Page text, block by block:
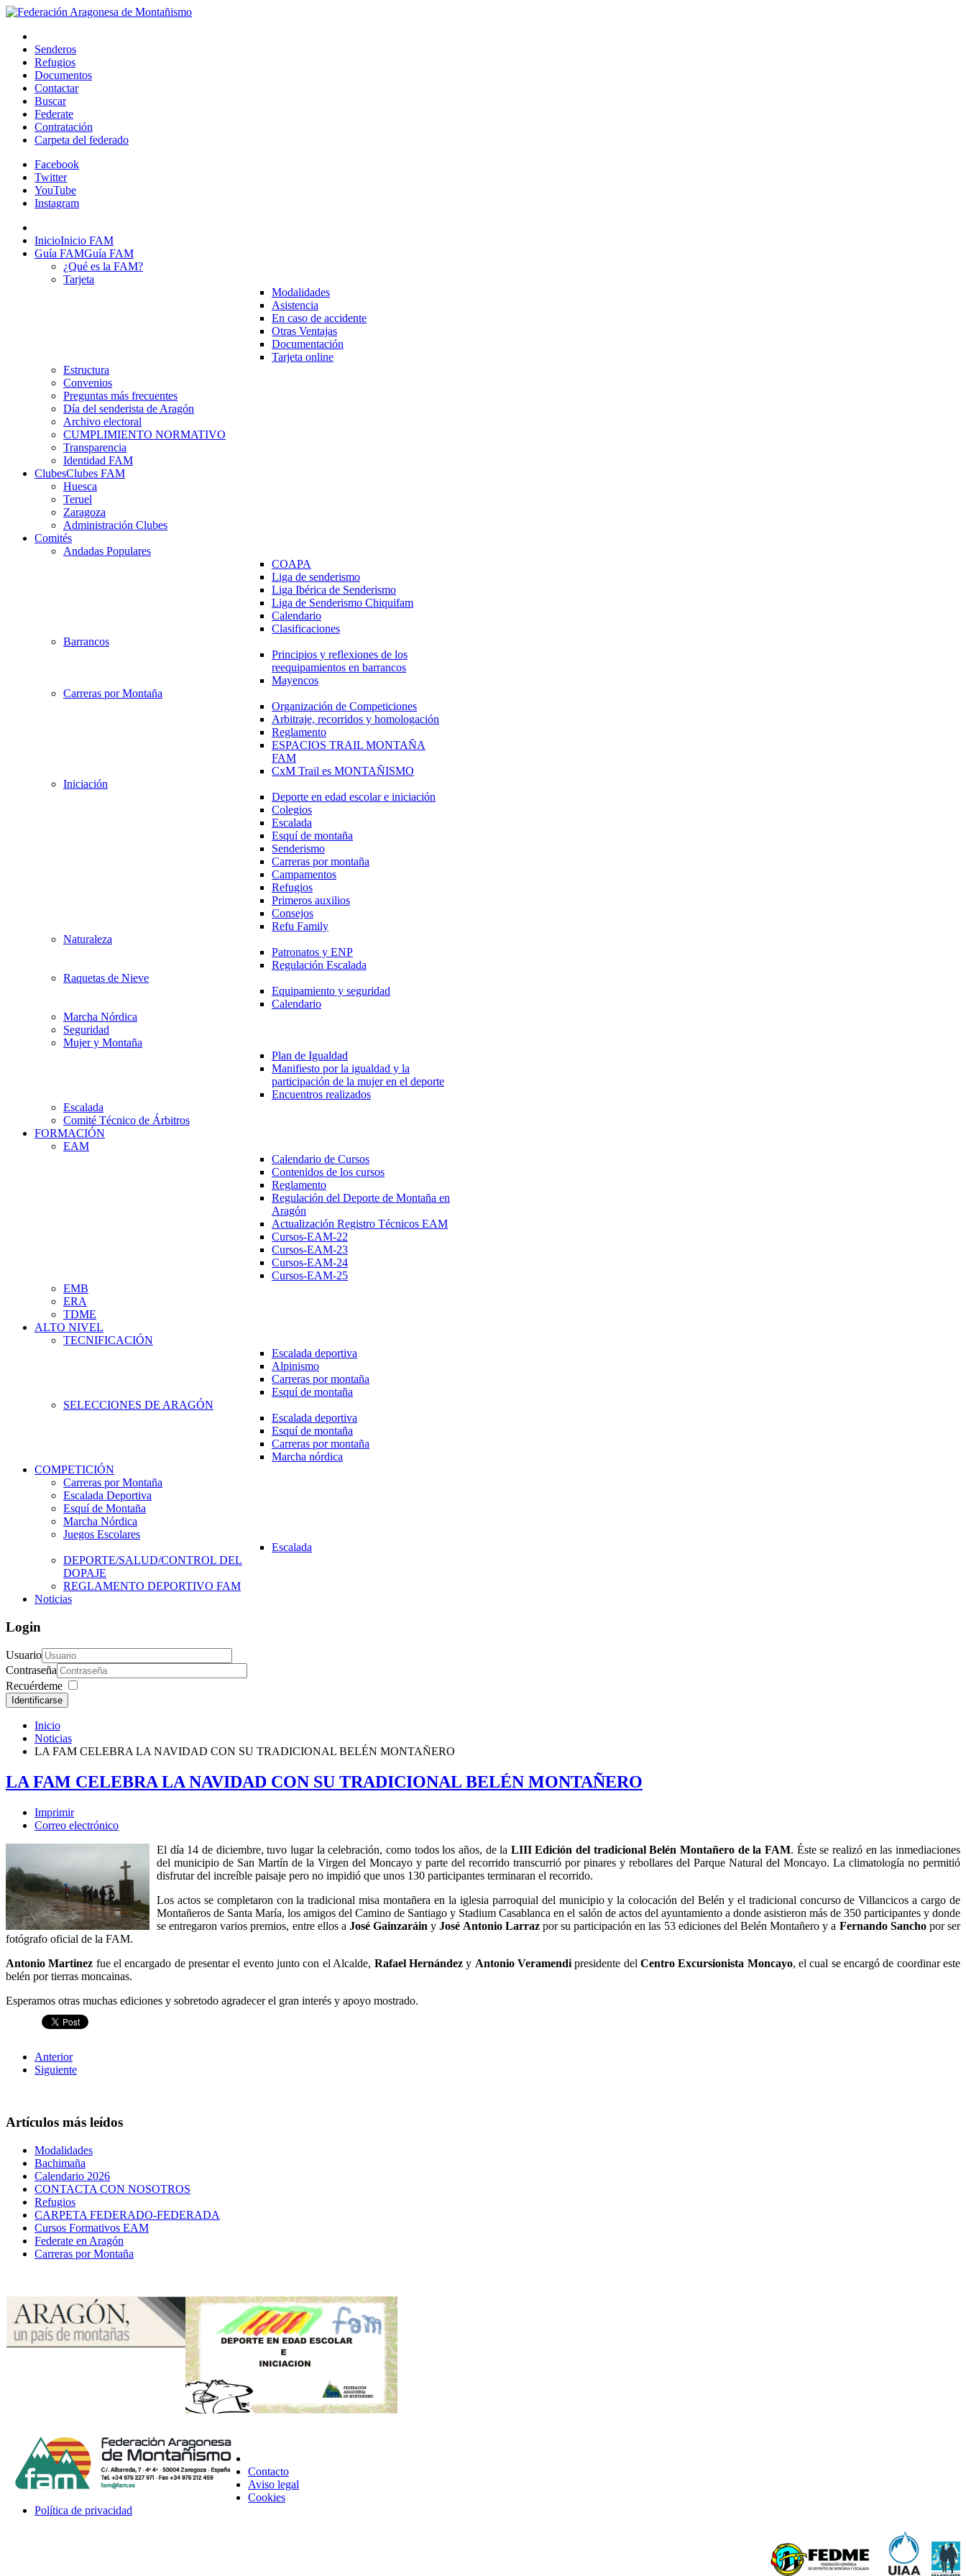
Senderos
Refugios
Documentos
Contactar
Buscar
Federate
Contratación
Carpeta del federado
Facebook
Twitter
YouTube
Instagram
InicioInicio FAM
Guía FAMGuía FAM
¿Qué es la FAM?
Tarjeta
Modalidades
Asistencia
En caso de accidente
Otras Ventajas
Documentación
Tarjeta online
Estructura
Convenios
Preguntas más frecuentes
Día del senderista de Aragón
Archivo electoral
CUMPLIMIENTO NORMATIVO
Transparencia
Identidad FAM
ClubesClubes FAM
Huesca
Teruel
Zaragoza
Administración Clubes
Comités
Andadas Populares
COAPA
Liga de senderismo
Liga Ibérica de Senderismo
Liga de Senderismo Chiquifam
Calendario
Clasificaciones
Barrancos
Principios y reflexiones de los
reequipamientos en barrancos
Mayencos
Carreras por Montaña
Organización de Competiciones
Arbitraje, recorridos y homologación
Reglamento
ESPACIOS TRAIL MONTAÑA
FAM
CxM Trail es MONTAÑISMO
Iniciación
Deporte en edad escolar e iniciación
Colegios
Escalada
Esquí de montaña
Senderismo
Carreras por montaña
Campamentos
Refugios
Primeros auxilios
Consejos
Refu Family
Naturaleza
Patronatos y ENP
Regulación Escalada
Raquetas de Nieve
Equipamiento y seguridad
Calendario
Marcha Nórdica
Seguridad
Mujer y Montaña
Plan de Igualdad
Manifiesto por la igualdad y la
participación de la mujer en el deporte
Encuentros realizados
Escalada
Comité Técnico de Árbitros
FORMACIÓN
EAM
Calendario de Cursos
Contenidos de los cursos
Reglamento
Regulación del Deporte de Montaña en
Aragón
Actualización Registro Técnicos EAM
Cursos-EAM-22
Cursos-EAM-23
Cursos-EAM-24
Cursos-EAM-25
EMB
ERA
TDME
ALTO NIVEL
TECNIFICACIÓN
Escalada deportiva
Alpinismo
Carreras por montaña
Esquí de montaña
SELECCIONES DE ARAGÓN
Escalada deportiva
Esquí de montaña
Carreras por montaña
Marcha nórdica
COMPETICIÓN
Carreras por Montaña
Escalada Deportiva
Esquí de Montaña
Marcha Nórdica
Juegos Escolares
Escalada
DEPORTE/SALUD/CONTROL DEL
DOPAJE
REGLAMENTO DEPORTIVO FAM
Noticias
Login
Usuario
Contraseña
Recuérdeme
Identificarse
Inicio
Noticias
LA FAM CELEBRA LA NAVIDAD CON SU TRADICIONAL BELÉN MONTAÑERO
LA FAM CELEBRA LA NAVIDAD CON SU TRADICIONAL BELÉN MONTAÑERO
Imprimir
Correo electrónico
El día 14 de diciembre, tuvo lugar la celebración, como todos los años, de la LIII Edición del tradicional Belén Montañero de la FAM. Éste se realizó en las inmediaciones
del municipio de San Martín de la Virgen del Moncayo y parte del recorrido transcurrió por pinares y rebollares del Parque Natural del Moncayo. La climatología no permitió
disfrutar del increíble paisaje pero no impidió que unos 130 participantes terminaran el recorrido.
Los actos se completaron con la tradicional misa montañera en la iglesia parroquial del municipio y la colocación del Belén y el tradicional concurso de Villancicos a cargo de
Montañeros de Santa María, los amigos del Camino de Santiago y Stadium Casablanca en el salón de actos del ayuntamiento a donde asistieron más de 350 participantes y donde
se entregaron varios premios, entre ellos a José Gainzaráin yJosé Antonio Larrazpor su participación en las 53 ediciones del Belén Montañero y a Fernando Sanchopor ser
fotógrafo oficial de la FAM.
Antonio Martinez fue el encargado de presentar el evento junto con el Alcalde, Rafael Hernándezy Antonio Veramendipresidente del Centro Excursionista Moncayo, el cual se encargó de coordinar este
belén por tierras moncainas.
Esperamos otras muchas ediciones y sobretodo agradecer el gran interés y apoyo mostrado.
Anterior
Siguiente
Artículos más leídos
Modalidades
Bachimaña
Calendario 2026
CONTACTA CON NOSOTROS
Refugios
CARPETA FEDERADO-FEDERADA
Cursos Formativos EAM
Federate en Aragón
Carreras por Montaña
Contacto
Aviso legal
Cookies
Política de privacidad